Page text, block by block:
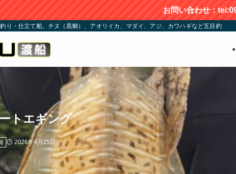
お問い合わせ：
り・仕立て船。チヌ（黒鯛）、アオリイカ、マダイ、アジ、カワハギなど五目釣りが
トエギング
2026年4月25日